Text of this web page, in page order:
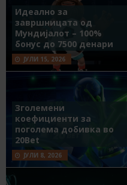
Идеално за
завршницата од
Мундијалот – 100%
бонус до 7500 денари
ЈУЛИ 15, 2026
Зголемени
коефициенти за
поголема добивка во
20Bet
ЈУЛИ 8, 2026